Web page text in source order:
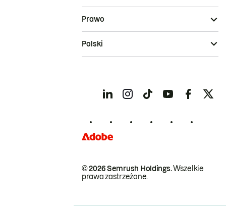
© 2026 Semrush Holdings.Wszelkie
prawa zastrzeżone.
Prawo
Polski